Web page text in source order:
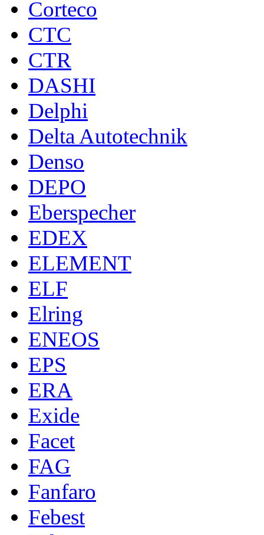
Corteco
CTC
CTR
DASHI
Delphi
Delta Autotechnik
Denso
DEPO
Eberspecher
EDEX
ELEMENT
ELF
Elring
ENEOS
EPS
ERA
Exide
Facet
FAG
Fanfaro
Febest